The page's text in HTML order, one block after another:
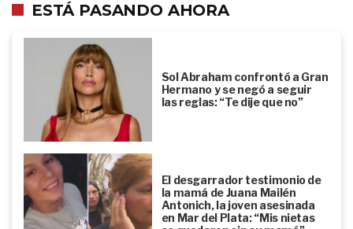
ESTÁ PASANDO AHORA
Sol Abraham confrontó a Gran
Hermano y se negó a seguir
las reglas: “Te dije que no”
El desgarrador testimonio de
la mamá de Juana Mailén
Antonich, la joven asesinada
en Mar del Plata: “Mis nietas